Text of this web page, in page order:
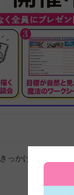
っかけ